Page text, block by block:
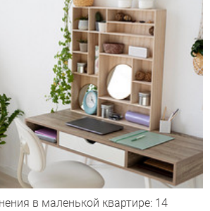
в маленькой квартире: 14